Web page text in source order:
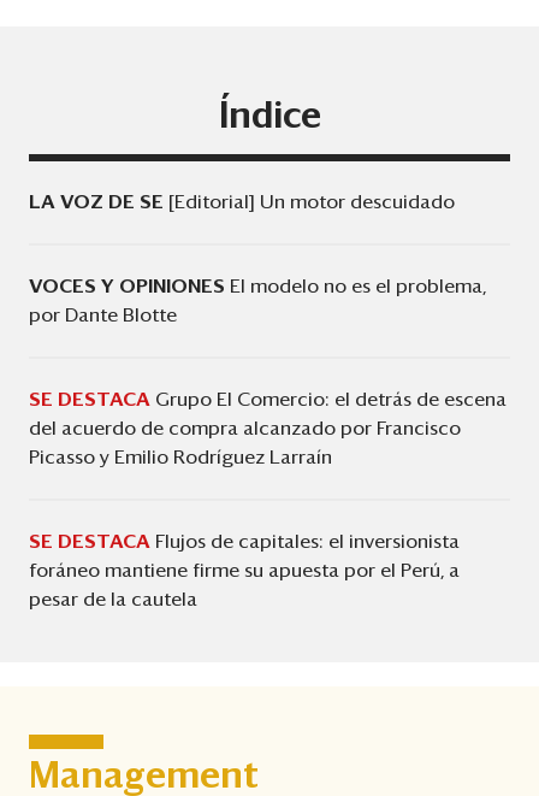
Índice
LA VOZ DE SE [Editorial] Un motor descuidado
VOCES Y OPINIONES El modelo no es el problema,
por Dante Blotte
SE DESTACA Grupo El Comercio: el detrás de escena
del acuerdo de compra alcanzado por Francisco
Picasso y Emilio Rodríguez Larraín
SE DESTACA Flujos de capitales: el inversionista
foráneo mantiene firme su apuesta por el Perú, a
pesar de la cautela
Management